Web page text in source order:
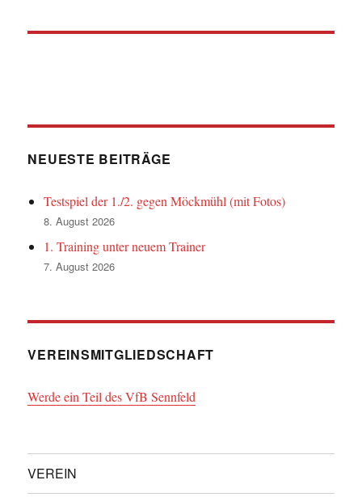
NEUESTE BEITRÄGE
Testspiel der 1./2. gegen Möckmühl (mit Fotos)
8. August 2026
1. Training unter neuem Trainer
7. August 2026
VEREINSMITGLIEDSCHAFT
Werde ein Teil des VfB Sennfeld
VEREIN